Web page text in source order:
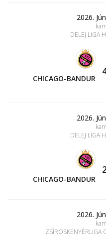
2026.
DELEJ LIGA
CHICAGO-BANDUR
2026.
DELEJ LIGA
CHICAGO-BANDUR
2026.
ZSÍROSKENYÉRLIGA